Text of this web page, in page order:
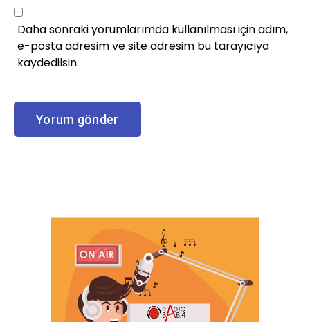
Daha sonraki yorumlarımda kullanılması için adım,
e-posta adresim ve site adresim bu tarayıcıya
kaydedilsin.